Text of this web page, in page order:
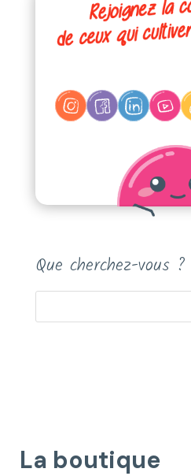
Que cherchez-vous ?
La boutique